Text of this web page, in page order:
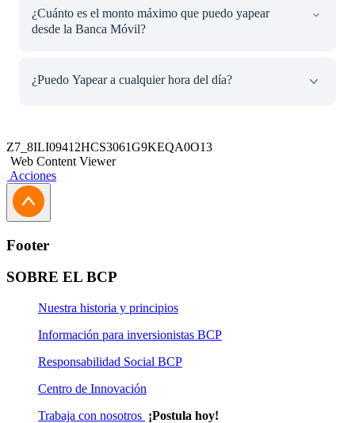
comisión de S/ 4.80 o su equivalente en dólares
enviar y recibir dinerousando solo el número de
celular. Puedes abrir una nueva cuenta de ahorros
¿Cuánto es el monto máximo que puedo yapear
desde la Banca Móvil?
Monto máximo a otras entidades
Por operación y por día: S/ 30,000.00
¿Puedo Yapear a cualquier hora del día?
estés donde estés. Ten en cuenta que la entidad financiera
a la que quieras enviar dinero debe permitir operaciones
en ese horario.
Z7_8ILI09412HCS3061G9KEQA0O13
Web Content Viewer
Acciones
Footer
SOBRE EL BCP
Nuestra historia y principios
Información para inversionistas BCP
Responsabilidad Social BCP
Centro de Innovación
Trabaja con nosotros ¡Postula hoy!